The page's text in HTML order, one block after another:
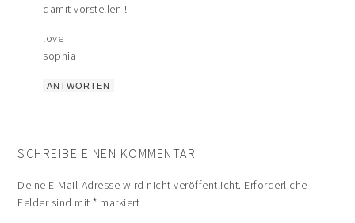
damit vorstellen !
love
sophia
ANTWORTEN
SCHREIBE EINEN KOMMENTAR
Deine E-Mail-Adresse wird nicht veröffentlicht. Erforderliche
Felder sind mit* markiert